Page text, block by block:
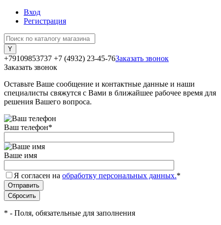
Вход
Регистрация
+79109853737 +7 (4932) 23-45-76Заказать звонок
Заказать звонок
Оставьте Ваше сообщение и контактные данные и наши
специалисты свяжутся с Вами в ближайшее рабочее время для
решения Вашего вопроса.
Ваш телефон*
Ваше имя
Я согласен на обработку персональных данных.*
* - Поля, обязательные для заполнения